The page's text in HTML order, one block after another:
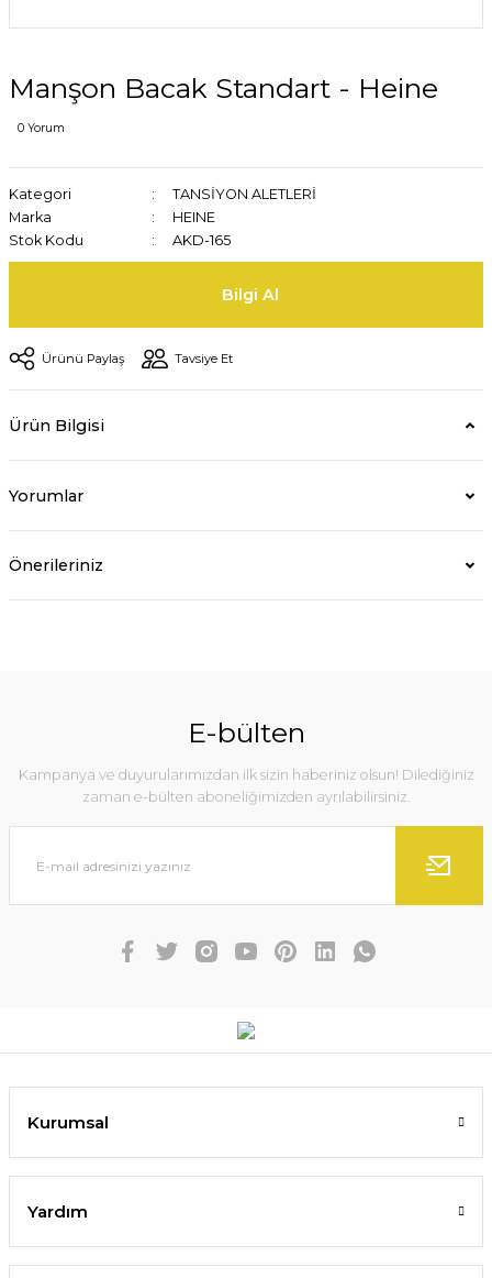
Manşon Bacak Standart - Heine
0 Yorum
Kategori
TANSİYON ALETLERİ
Marka
HEINE
Stok Kodu
AKD-165
Bilgi Al
Ürünü Paylaş Tavsiye Et
Ürün Bilgisi
Yorumlar
Önerileriniz
E-bülten
Kampanya ve duyurularımızdan ilk sizin haberiniz olsun! Dilediğiniz
zaman e-bülten aboneliğimizden ayrılabilirsiniz.
Kurumsal
Yardım